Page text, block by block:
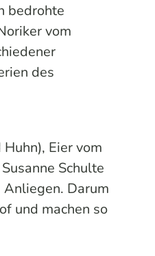
bedrohte
vom
des
Eier vom
Schulte
Darum
und machen so